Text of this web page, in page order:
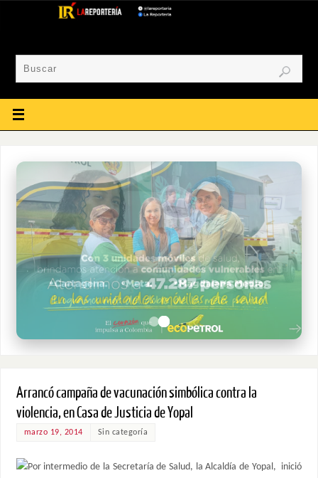
Arrancó campaña de vacunación simbólica contra la
violencia, en Casa de Justicia de Yopal
marzo 19, 2014 Sin categoría
Por intermedio de la Secretaría de Salud, la Alcaldía de Yopal, inició